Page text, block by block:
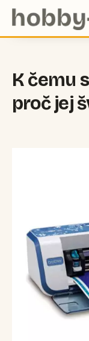
K čemu
proč jej